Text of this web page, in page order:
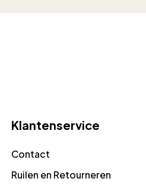
Klantenservice
Contact
Ruilen en Retourneren